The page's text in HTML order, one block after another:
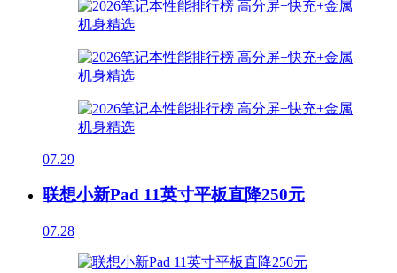
07.29
联想小新Pad 11英寸平板直降250元
07.28